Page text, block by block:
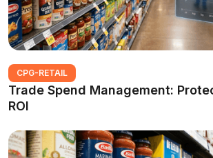
CPG-RETAIL
Trade Spend Management:
ROI